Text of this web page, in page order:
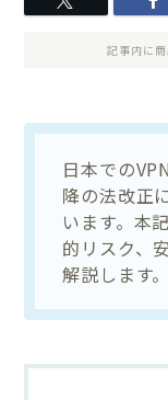
記事内に
日本での
降の法改正
います。本
的リスク、
解説します。